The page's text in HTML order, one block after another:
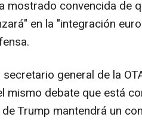
mostrado convencida de
en la "integración
general de la
mismo debate que está
Trump mantendrá un